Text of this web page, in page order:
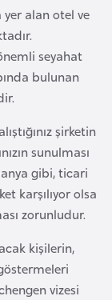
yer alan otel ve
seyahat
bulunan
şirketin
sunulması
gibi, ticari
karşılıyor olsa
zorunludur.
kişilerin,
vizesi